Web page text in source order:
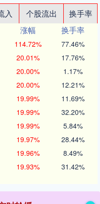
入 个股流出
换手率
涨幅
换手率
114.72% 77.46%
20.01% 17.76%
20.00% 1.17%
20.00% 12.21%
19.99% 11.69%
19.99% 32.20%
19.99% 5.84%
19.97% 28.44%
19.96% 8.49%
19.93% 31.42%